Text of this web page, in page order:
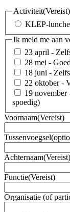
Activiteit(Vereist)
KLEP-
Ik meld me aan
23 april -
28 mei
18 juni -
22 oktober -
19
spoedig)
Voornaam(Vereist)
Tussenvoegsel
Achternaam(Vereist)
Functie(Vereist)
Organisatie (of